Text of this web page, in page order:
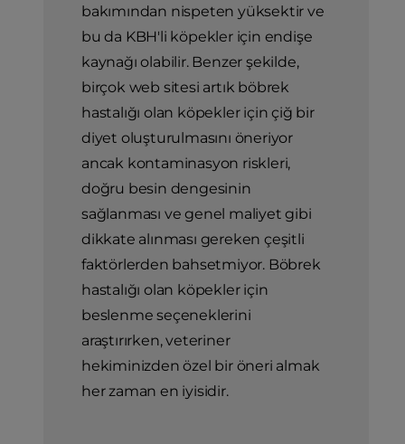
bakımından nispeten yüksektir ve
bu da KBH'li köpekler için endişe
kaynağı olabilir. Benzer şekilde,
birçok web sitesi artık böbrek
hastalığı olan köpekler için çiğ bir
diyet oluşturulmasını öneriyor
ancak kontaminasyon riskleri,
doğru besin dengesinin
sağlanması ve genel maliyet gibi
dikkate alınması gereken çeşitli
faktörlerden bahsetmiyor. Böbrek
hastalığı olan köpekler için
beslenme seçeneklerini
araştırırken, veteriner
hekiminizden özel bir öneri almak
her zaman en iyisidir.